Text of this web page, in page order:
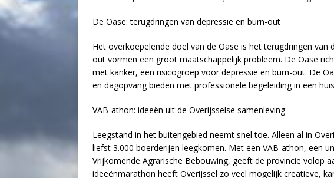
De Oase: terugdringen van depressie en burn-out
Het overkoepelende doel van de Oase is het terugdringen van
out vormen een groot maatschappelijk probleem. De Oase
met kanker, een risicogroep voor depressie en burn-out. De
en dagopvang bieden met professionele begeleiding in een
VAB-athon: ideeën uit de Overijsselse samenleving
Leegstand in het buitengebied neemt snel toe. Alleen al in
liefst 3.000 boerderijen leegkomen. Met een VAB-athon, een
Vrijkomende Agrarische Bebouwing, geeft de provincie volop
ideeënmarathon heeft Overijssel zo veel mogelijk creatieve,